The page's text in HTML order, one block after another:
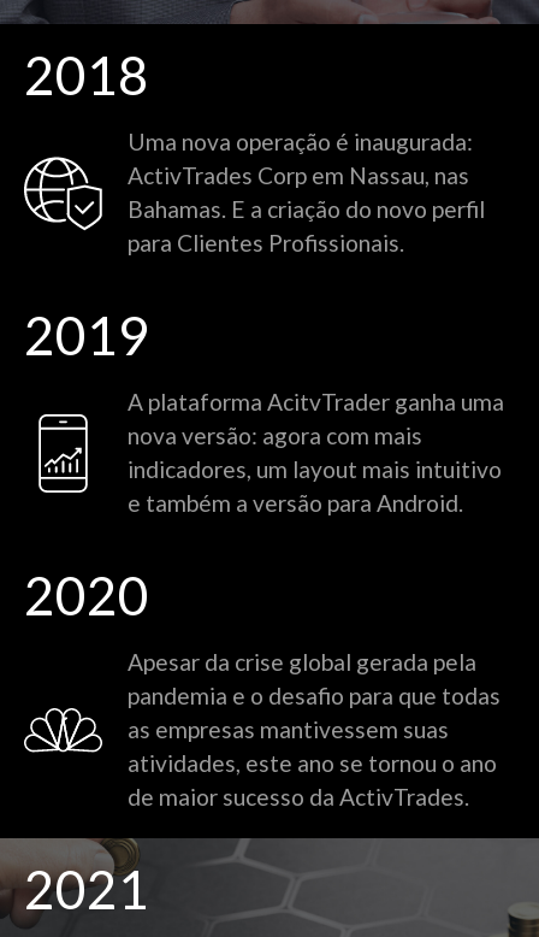
2018
Uma nova operação é inaugurada:
ActivTrades Corp em Nassau, nas
Bahamas. E a criação do novo perfil
para Clientes Profissionais.
2019
A plataforma AcitvTrader ganha uma
nova versão: agora com mais
indicadores, um layout mais intuitivo
e também a versão para Android.
2020
Apesar da crise global gerada pela
pandemia e o desafio para que todas
as empresas mantivessem suas
atividades, este ano se tornou o ano
de maior sucesso da ActivTrades.
2021